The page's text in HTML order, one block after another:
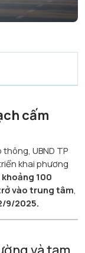
cấm
UBND TP
khai phương
khoảng 100
vào trung tâm,
9/2025.